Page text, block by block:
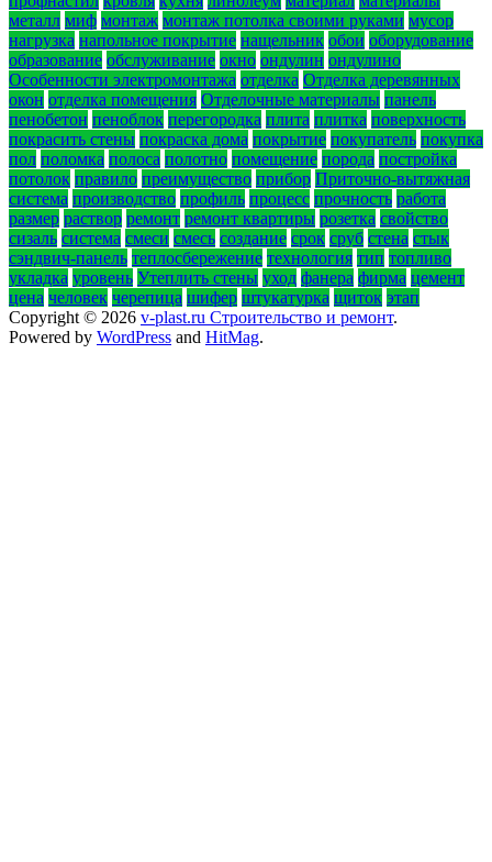
металл миф монтаж монтаж потолка своими руками мусор
нагрузка напольное покрытие нащельник обои оборудование
образование обслуживание окно ондулин ондулино
Особенности электромонтажа отделка Отделка деревянных
окон отделка помещения Отделочные материалы панель
пенобетон пеноблок перегородка плита плитка поверхность
покрасить стены покраска дома покрытие покупатель покупка
пол поломка полоса полотно помещение порода постройка
потолок правило преимущество прибор Приточно-вытяжная
система производство профиль процесс прочность работа
размер раствор ремонт ремонт квартиры розетка свойство
сизаль система смеси смесь создание срок сруб стена стык
сэндвич-панель теплосбережение технология тип топливо
укладка уровень Утеплить стены уход фанера фирма цемент
цена человек черепица шифер штукатурка щиток этап
Copyright © 2026 v-plast.ru Строительство и ремонт.
Powered by WordPress and HitMag.